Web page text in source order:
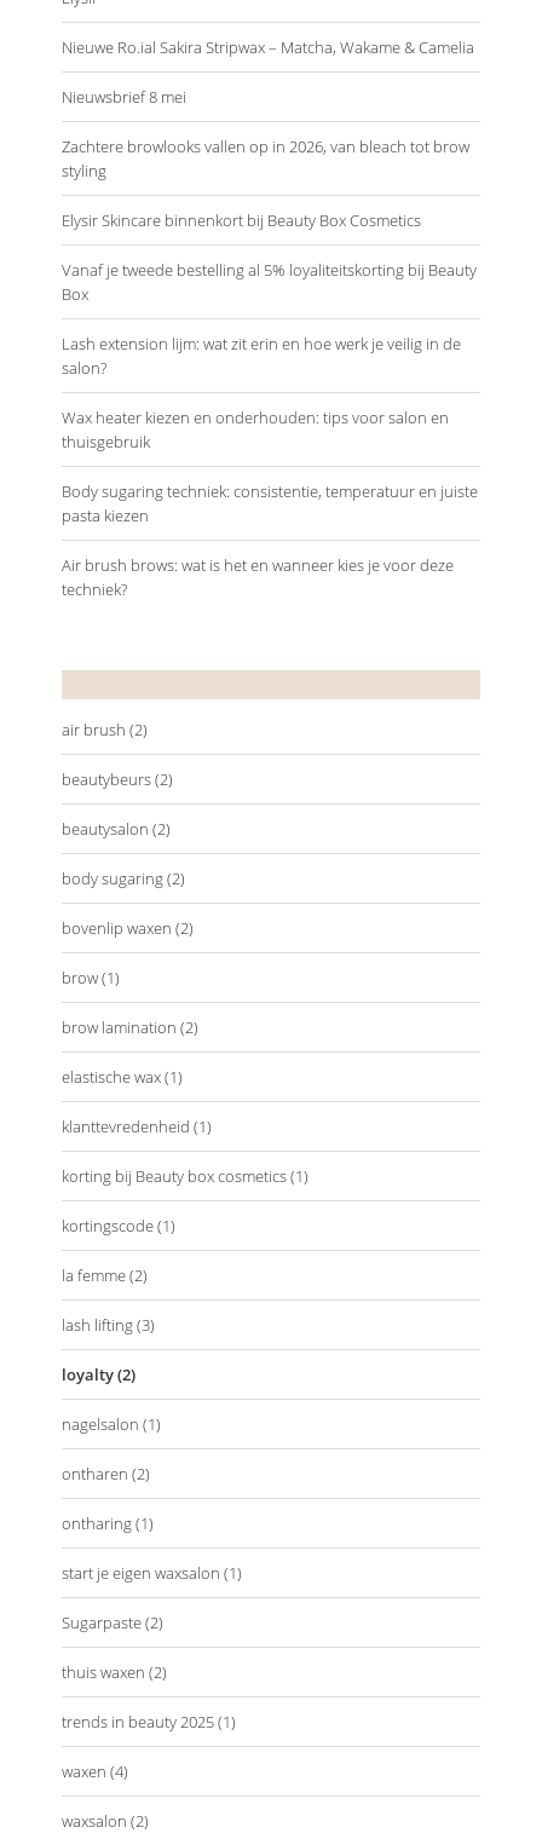
Nieuwe Ro.ial Sakira Stripwax – Matcha, Wakame & Camelia
Nieuwsbrief 8 mei
Zachtere browlooks vallen op in 2026, van bleach tot brow
styling
Elysir Skincare binnenkort bij Beauty Box Cosmetics
Vanaf je tweede bestelling al 5% loyaliteitskorting bij Beauty
Box
Lash extension lijm: wat zit erin en hoe werk je veilig in de
salon?
Wax heater kiezen en onderhouden: tips voor salon en
thuisgebruik
Body sugaring techniek: consistentie, temperatuur en juiste
pasta kiezen
Air brush brows: wat is het en wanneer kies je voor deze
techniek?
air brush (2)
beautybeurs(2)
beautysalon (2)
body sugaring(2)
bovenlip waxen (2)
brow(1)
brow lamination (2)
elastische wax(1)
klanttevredenheid (1)
korting bij Beauty box cosmetics(1)
kortingscode(1)
la femme(2)
lash lifting(3)
loyalty(2)
nagelsalon (1)
ontharen (2)
ontharing(1)
start je eigen waxsalon (1)
Sugarpaste(2)
thuis waxen (2)
trends in beauty 2025(1)
waxen (4)
waxsalon (2)